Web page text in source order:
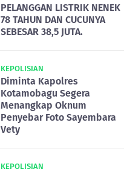
PELANGGAN LISTRIK NENEK
78 TAHUN DAN CUCUNYA
SEBESAR 38,5 JUTA.
KEPOLISIAN
Diminta Kapolres
Kotamobagu Segera
Menangkap Oknum
Penyebar Foto Sayembara
Vety
KEPOLISIAN